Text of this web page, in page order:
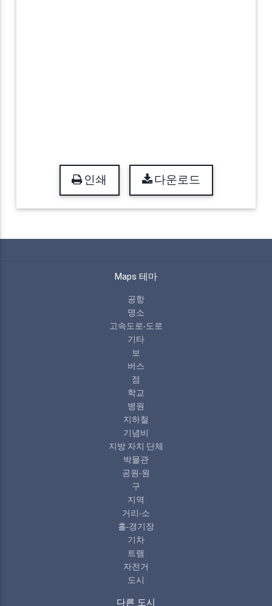
인쇄 다운로드
Maps 테마
공항
명소
고속도로-도로
기타
보
버스
점
학교
병원
지하철
기념비
지방 자치 단체
박물관
공원-원
구
지역
거리-소
홀-경기장
기차
트램
자전거
도시
다른 도시